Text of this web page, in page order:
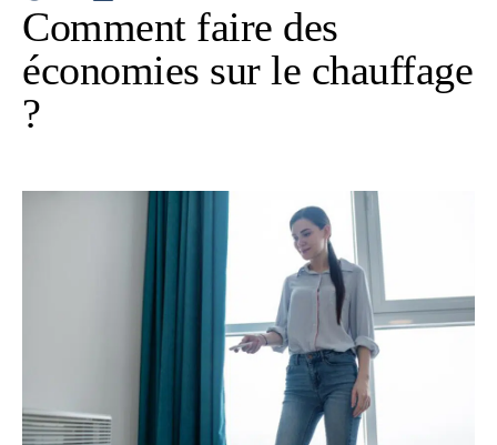
Comment faire des
économies sur le chauffage
?